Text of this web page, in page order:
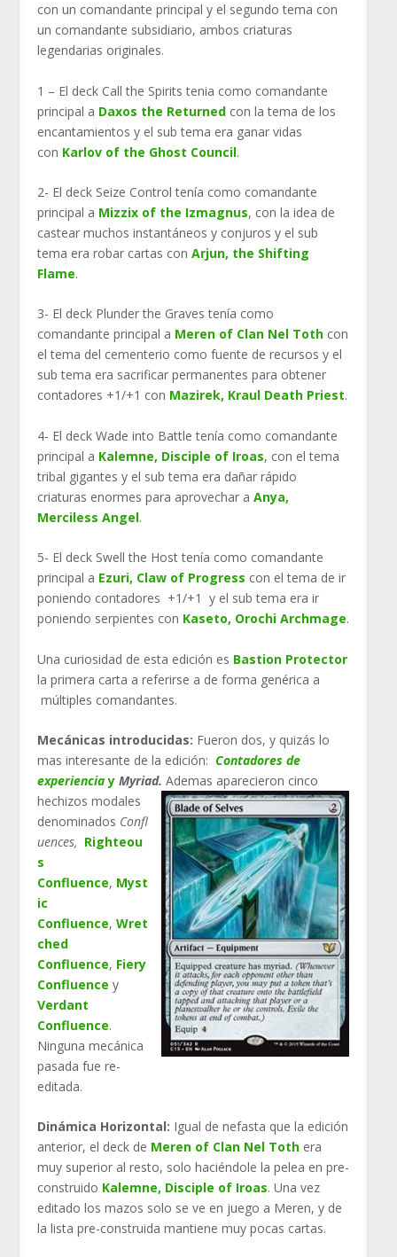
con un comandante principal y el segundo tema con
un comandante subsidiario, ambos criaturas
legendarias originales.
1 – El deck Call the Spirits tenia como comandante
principal a Daxos the Returnedcon la tema de los
encantamientos y el sub tema era ganar vidas
con Karlov of the Ghost Council.
2- El deck Seize Control tenía como comandante
principal a Mizzix of the Izmagnus, con la idea de
castear muchos instantáneos y conjuros y el sub
tema era robar cartas con Arjun, the Shifting
Flame.
3- El deck Plunder the Graves tenía como
comandante principal a Meren of Clan Nel Tothcon
el tema del cementerio como fuente de recursos y el
sub tema era sacrificar permanentes para obtener
contadores +1/+1 con Mazirek, Kraul Death Priest.
4- El deck Wade into Battle tenía como comandante
principal a Kalemne, Disciple of Iroas, con el tema
tribal gigantes y el sub tema era dañar rápido
criaturas enormes para aprovechar a Anya,
Merciless Angel.
5- El deck Swell the Host tenía como comandante
principal a Ezuri, Claw of Progress con el tema de ir
poniendo contadores +1/+1 y el sub tema era ir
poniendo serpientes con Kaseto, Orochi Archmage.
Una curiosidad de esta edición es Bastion Protector
la primera carta a referirse a de forma genérica a
múltiples comandantes.
Mecánicas introducidas: Fueron dos, y quizás lo
mas interesante de la edición: Contadores de
experienciayMyriad. Ademas aparecieron cinco
hechizos modales
denominados Confl
uences, Righteou
s
Confluence, Myst
ic
Confluence, Wret
ched
Confluence, Fiery
Confluence y
Verdant
Confluence.
Ninguna mecánica
pasada fue re-
editada.
Dinámica Horizontal: Igual de nefasta que la edición
anterior, el deck de Meren of Clan Nel Tothera
muy superior al resto, solo haciéndole la pelea en pre-
construido Kalemne, Disciple of Iroas. Una vez
editado los mazos solo se ve en juego a Meren, y de
la lista pre-construida mantiene muy pocas cartas.